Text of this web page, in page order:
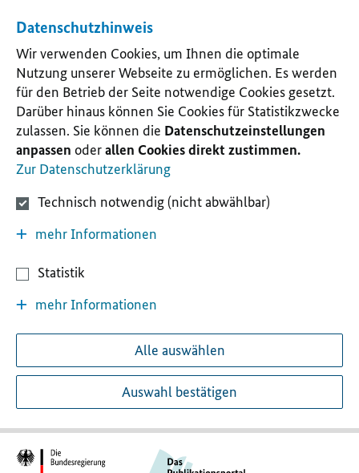
Datenschutzhinweis
Wir verwenden Cookies, um Ihnen die optimale
Nutzung unserer Webseite zu ermöglichen. Es werden
für den Betrieb der Seite notwendige Cookies gesetzt.
Darüber hinaus können Sie Cookies für Statistikzwecke
zulassen. Sie können die Datenschutzeinstellungen
anpassen oderallen Cookies direkt zustimmen.
Zur Datenschutzerklärung
Technisch notwendig (nicht abwählbar)
mehr Informationen
Statistik
mehr Informationen
Alle auswählen
Auswahl bestätigen